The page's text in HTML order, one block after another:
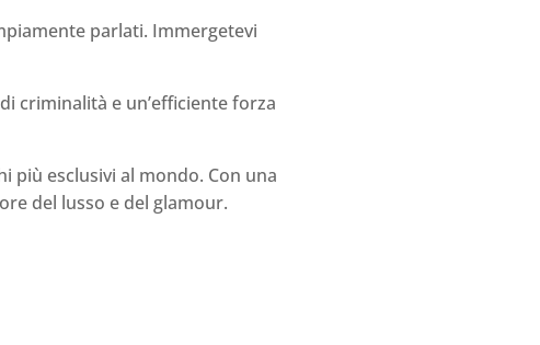
parlati. Immergetevi
criminalità e un’efficiente forza
più esclusivi al mondo. Con una
del lusso e del glamour.